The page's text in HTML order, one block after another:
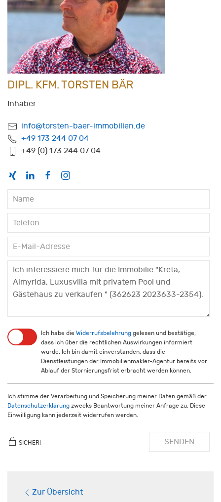
DIPL. KFM. TORSTEN BÄR
Inhaber
info@torsten-baer-immobilien.de
+49 173 244 07 04
+49 (0) 173 244 07 04
Ich habe die Widerrufsbelehrung gelesen und bestätige,
dass ich über die rechtlichen Auswirkungen informiert
wurde. Ich bin damit einverstanden, dass die
Dienstleistungen der Immobilienmakler-Agentur bereits vor
Ablauf der Stornierungsfrist erbracht werden können.
Ich stimme der Verarbeitung und Speicherung meiner Daten gemäß der
Datenschutzerklärung zwecks Beantwortung meiner Anfrage zu. Diese
Einwilligung kann jederzeit widerrufen werden.
SICHER! SENDEN
Zur Übersicht